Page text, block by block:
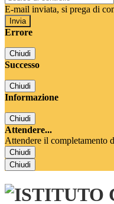
E-mail inviata, si prega di
Errore
Chiudi
Successo
Chiudi
Informazione
Chiudi
Attendere...
Attendere il completamento
Chiudi
Chiudi